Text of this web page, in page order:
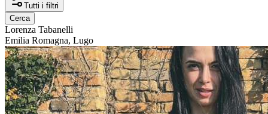
Tutti i filtri
Cerca
Lorenza Tabanelli
Emilia Romagna, Lugo